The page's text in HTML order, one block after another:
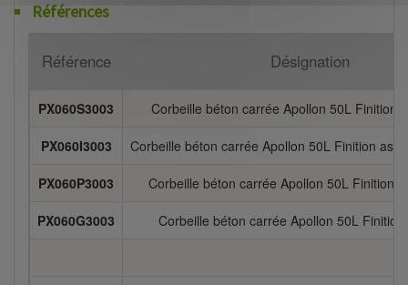
Références
Référence Désignation
PX060S3003 Corbeille béton carrée Apollon 50L Finition
PX060I3003 Corbeille béton carrée Apollon 50L Finition
PX060P3003 Corbeille béton carrée Apollon 50L Finition
PX060G3003 Corbeille béton carrée Apollon 50L Finition